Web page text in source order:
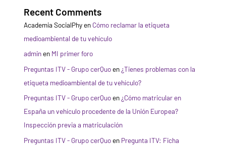
Recent Comments
Academia SocialPhyen Cómo reclamar la etiqueta
medioambiental de tu vehículo
adminen MI primer foro
Preguntas ITV - Grupo cerQuoen ¿Tienes problemas con la
etiqueta medioambiental de tu vehículo?
Preguntas ITV - Grupo cerQuoen ¿Cómo matricular en
España un vehículo procedente de la Unión Europea?
Inspección previa a matriculación
Preguntas ITV - Grupo cerQuoen Pregunta ITV: Ficha